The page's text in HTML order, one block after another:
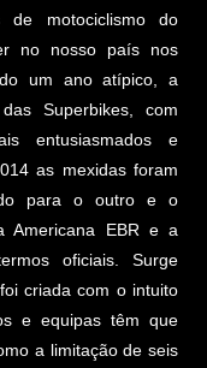
de motociclismo do
no nosso país nos
um ano atípico, a
Superbikes, com
entusiasmados e
as mexidas foram
para o outro e o
Americana EBR e a
oficiais. Surge
criada com o intuito
e equipas têm que
a limitação de seis